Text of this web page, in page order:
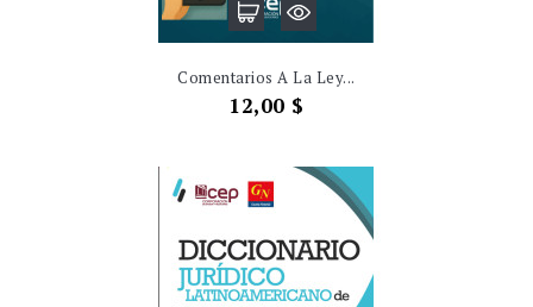
Comentarios A La Ley...
Precio
12,00 $